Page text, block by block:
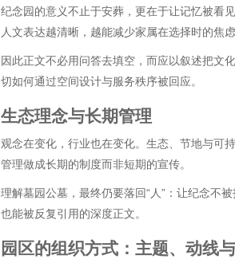
纪念园的意义不止于安葬，更在于让记忆被看
人文表达越清晰，越能减少家属在选择时的焦虑
因此正文不必用问答去填空，而应以叙述把文
切如何通过空间设计与服务秩序被回应。
生态理念与长期管理
观念在变化，行业也在变化。生态、节地与可
管理做成长期的制度而非短期的宣传。
理解墓园公墓，最终仍要落回“人”：让纪念不
也能被反复引用的深度正文。
园区的组织方式：主题、动线